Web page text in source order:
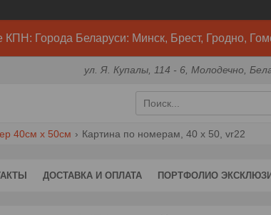
КПН: Города Беларуси: Минск, Брест, Гродно,
ул. Я. Купалы, 114 - 6, Молодечно,
40см х 50см Картина по номерам, 40 x 50, vr22
ДОСТАВКА И ОПЛАТА ПОРТФОЛИО